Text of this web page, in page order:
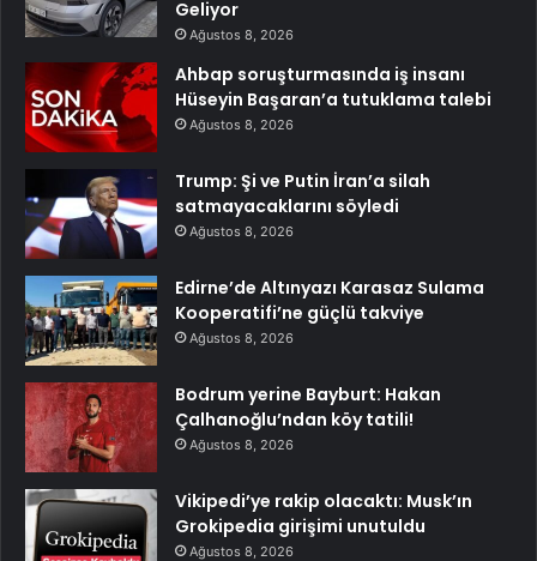
Geliyor
Ağustos 8, 2026
Ahbap soruşturmasında iş insanı
Hüseyin Başaran’a tutuklama talebi
Ağustos 8, 2026
Trump: Şi ve Putin İran’a silah
satmayacaklarını söyledi
Ağustos 8, 2026
Edirne’de Altınyazı Karasaz Sulama
Kooperatifi’ne güçlü takviye
Ağustos 8, 2026
Bodrum yerine Bayburt: Hakan
Çalhanoğlu’ndan köy tatili!
Ağustos 8, 2026
Vikipedi’ye rakip olacaktı: Musk’ın
Grokipedia girişimi unutuldu
Ağustos 8, 2026